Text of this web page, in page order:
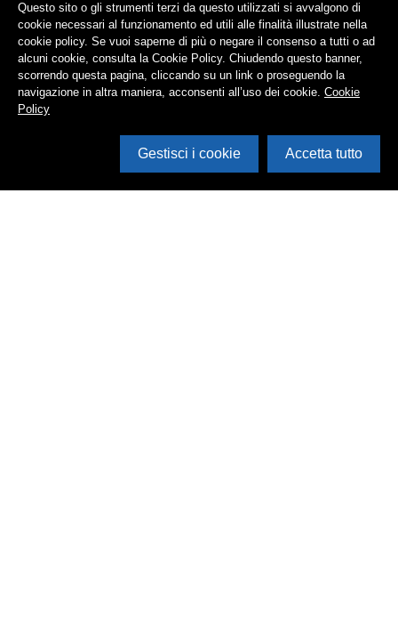
Questo sito o gli strumenti terzi da questo utilizzati si avvalgono di
cookie necessari al funzionamento ed utili alle finalità illustrate nella
cookie policy. Se vuoi saperne di più o negare il consenso a tutti o ad
alcuni cookie, consulta la Cookie Policy. Chiudendo questo banner,
scorrendo questa pagina, cliccando su un link o proseguendo la
navigazione in altra maniera, acconsenti all’uso dei cookie. Cookie
Policy
Gestisci i cookie Accetta tutto